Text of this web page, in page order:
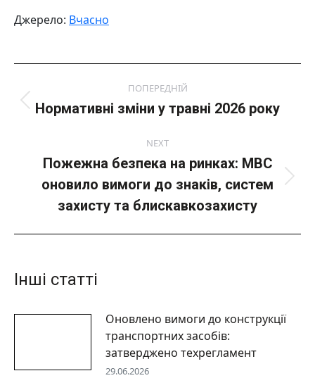
Джерело: Вчасно
navigation
ПОПЕРЕДНІЙ
Попередній
Нормативні зміни у травні 2026 року
NEXT
Next
post:
Пожежна безпека на ринках: МВС
оновило вимоги до знаків, систем
захисту та блискавкозахисту
Інші статті
Оновлено вимоги до конструкції
транспортних засобів:
затверджено техрегламент
29.06.2026